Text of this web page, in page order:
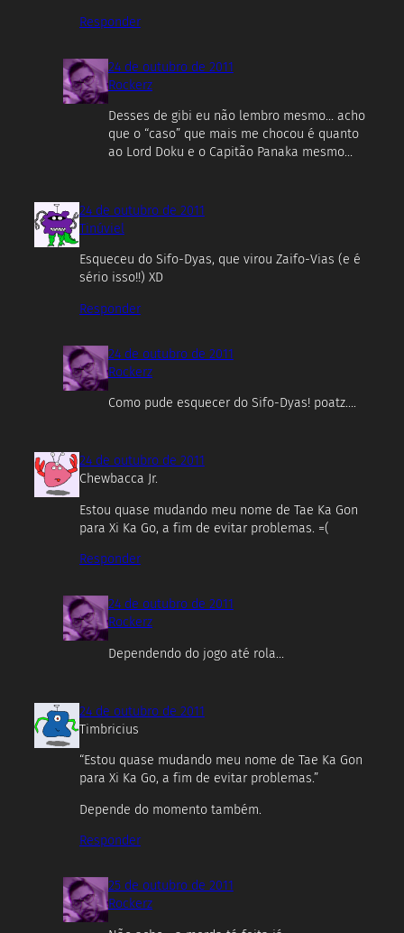
Responder
24 de outubro de 2011
Rockerz
Desses de gibi eu não lembro mesmo… acho
que o “caso” que mais me chocou é quanto
ao Lord Doku e o Capitão Panaka mesmo…
24 de outubro de 2011
Tinúviel
Esqueceu do Sifo-Dyas, que virou Zaifo-Vias (e é
sério isso!!) XD
Responder
24 de outubro de 2011
Rockerz
Como pude esquecer do Sifo-Dyas! poatz….
24 de outubro de 2011
Chewbacca Jr.
Estou quase mudando meu nome de Tae Ka Gon
para Xi Ka Go, a fim de evitar problemas. =(
Responder
24 de outubro de 2011
Rockerz
Dependendo do jogo até rola…
24 de outubro de 2011
Timbricius
“Estou quase mudando meu nome de Tae Ka Gon
para Xi Ka Go, a fim de evitar problemas.”
Depende do momento também.
Responder
25 de outubro de 2011
Rockerz